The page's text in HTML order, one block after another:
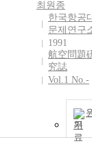
최원종
한국항공
문제연구
1991
航空問題
究誌
Vol.1 No.-
기